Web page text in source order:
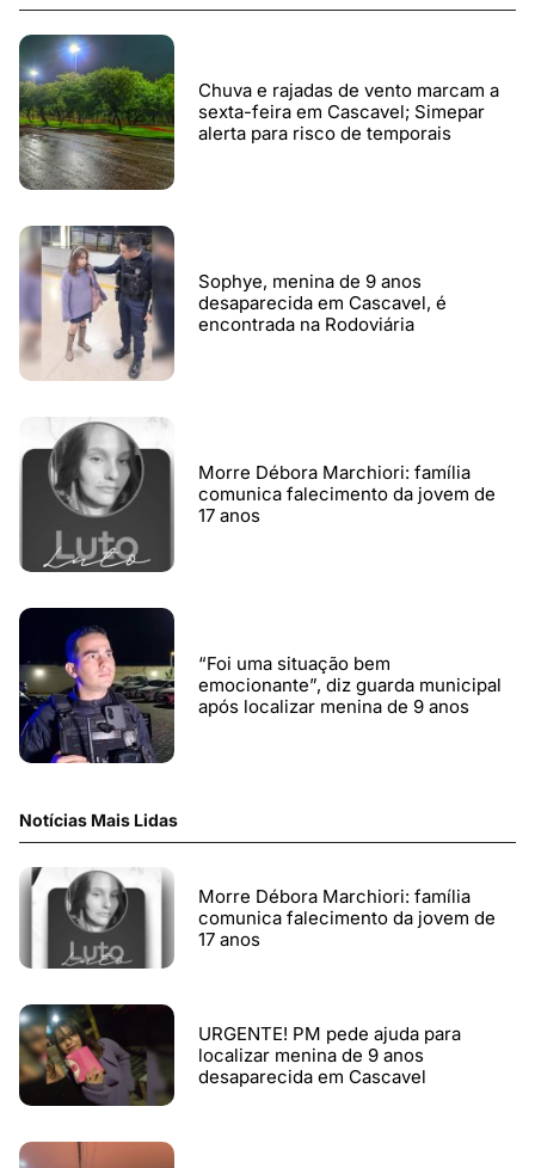
Chuva e rajadas de vento marcam a
sexta-feira em Cascavel; Simepar
alerta para risco de temporais
Sophye, menina de 9 anos
desaparecida em Cascavel, é
encontrada na Rodoviária
Morre Débora Marchiori: família
comunica falecimento da jovem de
17 anos
“Foi uma situação bem
emocionante”, diz guarda municipal
após localizar menina de 9 anos
Notícias Mais Lidas
Morre Débora Marchiori: família
comunica falecimento da jovem de
17 anos
URGENTE! PM pede ajuda para
localizar menina de 9 anos
desaparecida em Cascavel